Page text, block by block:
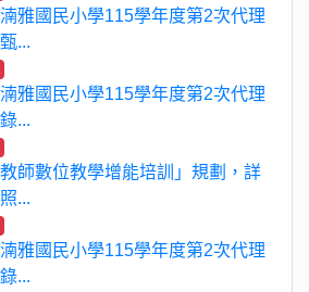
雅國民小學115學年度第2次代理
...
雅國民小學115學年度第2次代理
...
師數位教學增能培訓」規劃，詳
...
雅國民小學115學年度第2次代理
...